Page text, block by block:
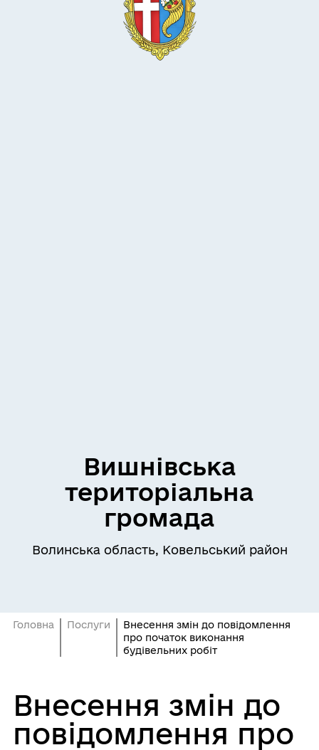
Вишнівська
територіальна
громада
Волинська область, Ковельський район
Головна Послуги
Внесення змін до повідомлення
про початок виконання
будівельних робіт
Внесення змін до
повідомлення про